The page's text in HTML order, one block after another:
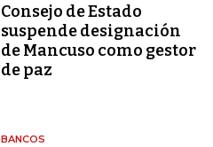
Consejo de Estado
suspende designación
de Mancuso como gestor
de paz
BANCOS